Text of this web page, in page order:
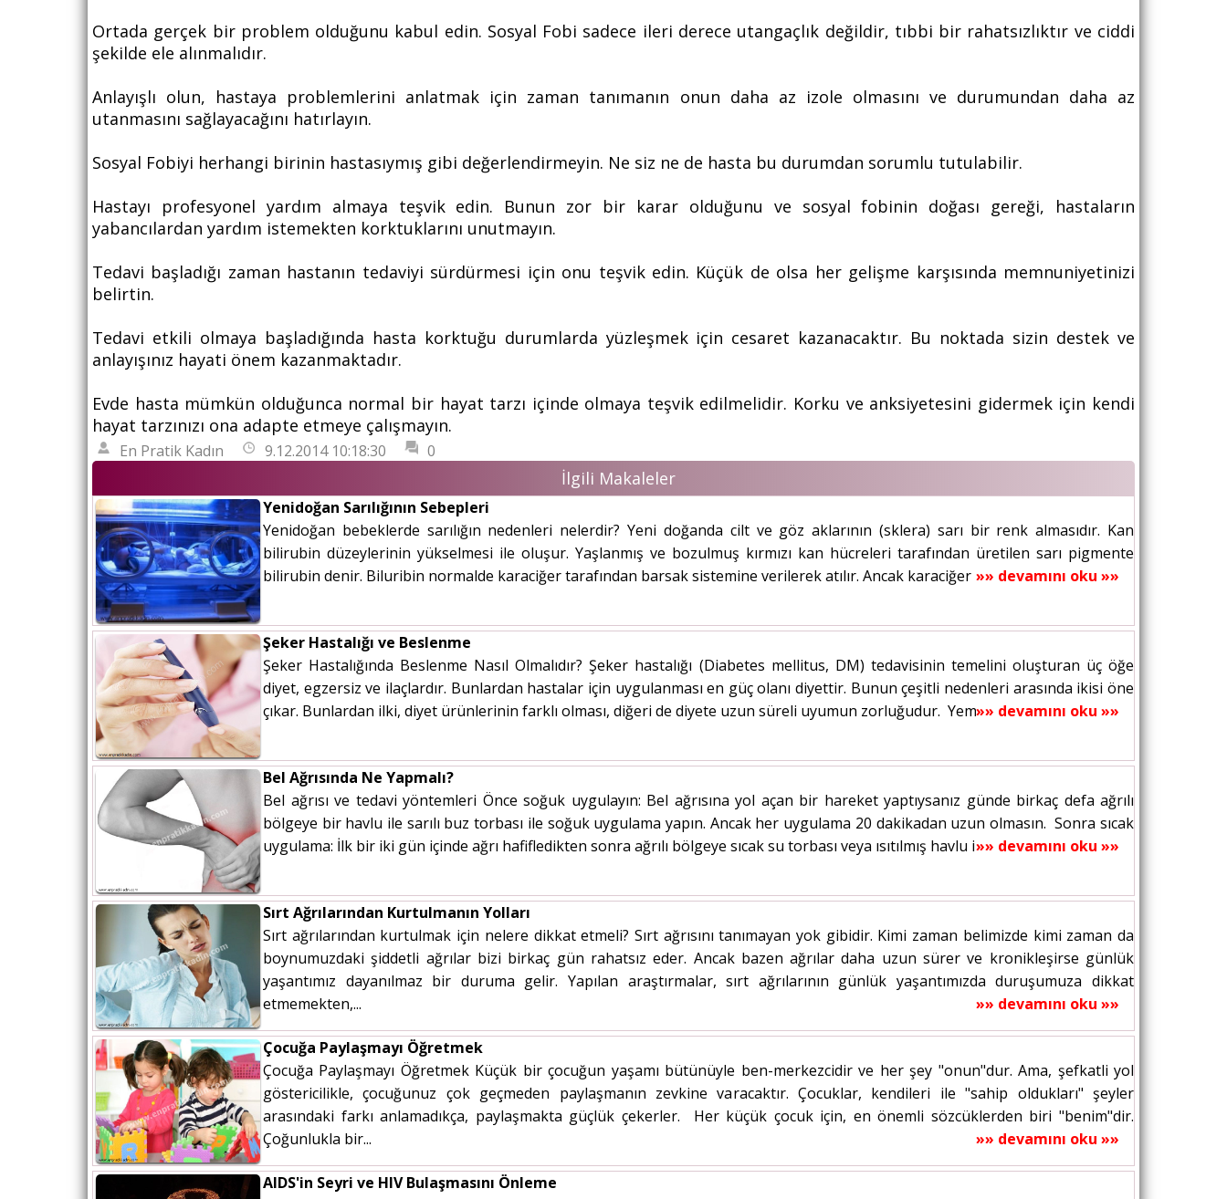
Ortada gerçek bir problem olduğunu kabul edin. Sosyal Fobi sadece ileri derece utangaçlık değildir, tıbbi bir rahatsızlıktır ve ciddi
şekilde ele alınmalıdır.
Anlayışlı olun, hastaya problemlerini anlatmak için zaman tanımanın onun daha az izole olmasını ve durumundan daha az
utanmasını sağlayacağını hatırlayın.
Sosyal Fobiyi herhangi birinin hastasıymış gibi değerlendirmeyin. Ne siz ne de hasta bu durumdan sorumlu tutulabilir.
Hastayı profesyonel yardım almaya teşvik edin. Bunun zor bir karar olduğunu ve sosyal fobinin doğası gereği, hastaların
yabancılardan yardım istemekten korktuklarını unutmayın.
Tedavi başladığı zaman hastanın tedaviyi sürdürmesi için onu teşvik edin. Küçük de olsa her gelişme karşısında memnuniyetinizi
belirtin.
Tedavi etkili olmaya başladığında hasta korktuğu durumlarda yüzleşmek için cesaret kazanacaktır. Bu noktada sizin destek ve
anlayışınız hayati önem kazanmaktadır.
Evde hasta mümkün olduğunca normal bir hayat tarzı içinde olmaya teşvik edilmelidir. Korku ve anksiyetesini gidermek için kendi
hayat tarzınızı ona adapte etmeye çalışmayın.
En Pratik Kadın 9.12.2014 10:18:30 0
İlgili Makaleler
Yenidoğan Sarılığının Sebepleri
Yenidoğan bebeklerde sarılığın nedenleri nelerdir? Yeni doğanda cilt ve göz aklarının (sklera) sarı bir renk almasıdır. Kan
bilirubin düzeylerinin yükselmesi ile oluşur. Yaşlanmış ve bozulmuş kırmızı kan hücreleri tarafından üretilen sarı pigmente
bilirubin denir. Biluribin normalde karaciğer tarafından barsak sistemine verilerek atılır. Ancak karaciğer bilirubini yeterli...
»» devamını oku »»
Şeker Hastalığı ve Beslenme
Şeker Hastalığında Beslenme Nasıl Olmalıdır? Şeker hastalığı (Diabetes mellitus, DM) tedavisinin temelini oluşturan üç öğe
diyet, egzersiz ve ilaçlardır. Bunlardan hastalar için uygulanması en güç olanı diyettir. Bunun çeşitli nedenleri arasında ikisi öne
çıkar. Bunlardan ilki, diyet ürünlerinin farklı olması, diğeri de diyete uzun süreli uyumun zorluğudur. Yemek yemenin...
»» devamını oku »»
Bel Ağrısında Ne Yapmalı?
Bel ağrısı ve tedavi yöntemleri Önce soğuk uygulayın: Bel ağrısına yol açan bir hareket yaptıysanız günde birkaç defa ağrılı
bölgeye bir havlu ile sarılı buz torbası ile soğuk uygulama yapın. Ancak her uygulama 20 dakikadan uzun olmasın. Sonra sıcak
uygulama: İlk bir iki gün içinde ağrı hafifledikten sonra ağrılı bölgeye sıcak su torbası veya ısıtılmış havlu ile sıcak...»» devamını oku »»
Sırt Ağrılarından Kurtulmanın Yolları
Sırt ağrılarından kurtulmak için nelere dikkat etmeli? Sırt ağrısını tanımayan yok gibidir. Kimi zaman belimizde kimi zaman da
boynumuzdaki şiddetli ağrılar bizi birkaç gün rahatsız eder. Ancak bazen ağrılar daha uzun sürer ve kronikleşirse günlük
yaşantımız dayanılmaz bir duruma gelir. Yapılan araştırmalar, sırt ağrılarının günlük yaşantımızda duruşumuza dikkat
etmemekten,...
»» devamını oku »»
Çocuğa Paylaşmayı Öğretmek
Çocuğa Paylaşmayı Öğretmek Küçük bir çocuğun yaşamı bütünüyle ben-merkezcidir ve her şey "onun"dur. Ama, şefkatli yol
göstericilikle, çocuğunuz çok geçmeden paylaşmanın zevkine varacaktır. Çocuklar, kendileri ile "sahip oldukları" şeyler
arasındaki farkı anlamadıkça, paylaşmakta güçlük çekerler. Her küçük çocuk için, en önemli sözcüklerden biri "benim"dir.
Çoğunlukla bir...
»» devamını oku »»
AIDS'in Seyri ve HIV Bulaşmasını Önleme